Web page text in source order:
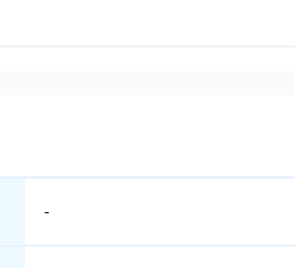
-